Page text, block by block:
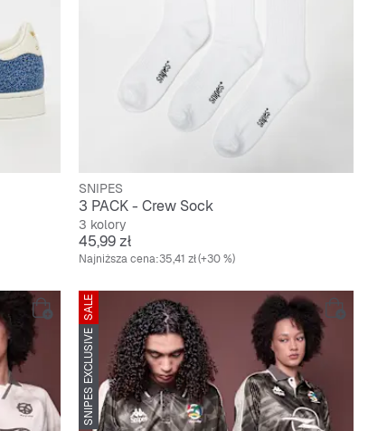
SNIPES
3 PACK - Crew Sock
3 kolory
Cena
45,99 zł
Najniższa cena:35,41 zł(+30 %)
SALE
SNIPES EXCLUSIVE